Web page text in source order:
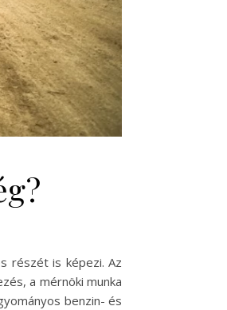
részét is képezi. Az
a mérnöki munka
benzin- és